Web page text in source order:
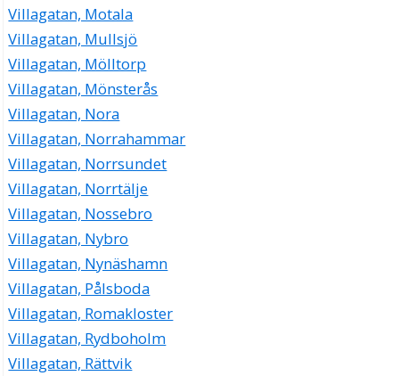
Villagatan, Motala
Villagatan, Mullsjö
Villagatan, Mölltorp
Villagatan, Mönsterås
Villagatan, Nora
Villagatan, Norrahammar
Villagatan, Norrsundet
Villagatan, Norrtälje
Villagatan, Nossebro
Villagatan, Nybro
Villagatan, Nynäshamn
Villagatan, Pålsboda
Villagatan, Romakloster
Villagatan, Rydboholm
Villagatan, Rättvik